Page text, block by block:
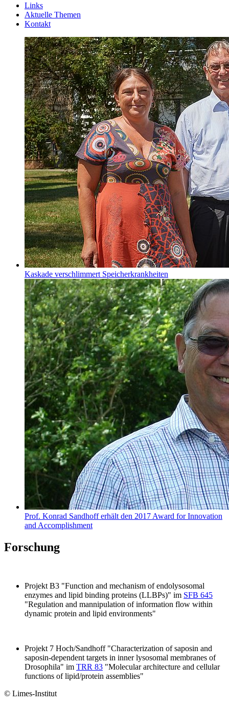
Links
Aktuelle Themen
Kontakt
Kaskade verschlimmert Speicherkrankheiten
Prof. Konrad Sandhoff erhält den 2017 Award for Innovation
and Accomplishment
Forschung
Projekt B3 "Function and mechanism of endolysosomal
enzymes and lipid binding proteins (LLBPs)" im SFB 645
"Regulation and mannipulation of information flow within
dynamic protein and lipid environments"
Projekt 7 Hoch/Sandhoff "Characterization of saposin and
saposin-dependent targets in inner lysosomal membranes of
Drosophila" im TRR 83 "Molecular architecture and cellular
functions of lipid/protein assemblies"
© Limes-Institut